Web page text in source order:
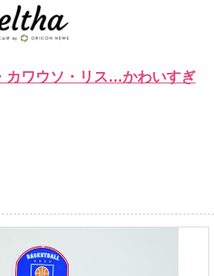
カワウソ・リス…かわいすぎ